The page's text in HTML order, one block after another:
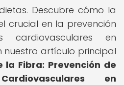
Descubre cómo la
crucial en la prevención
cardiovasculares en
nuestro artículo principal
la Fibra: Prevención de
en